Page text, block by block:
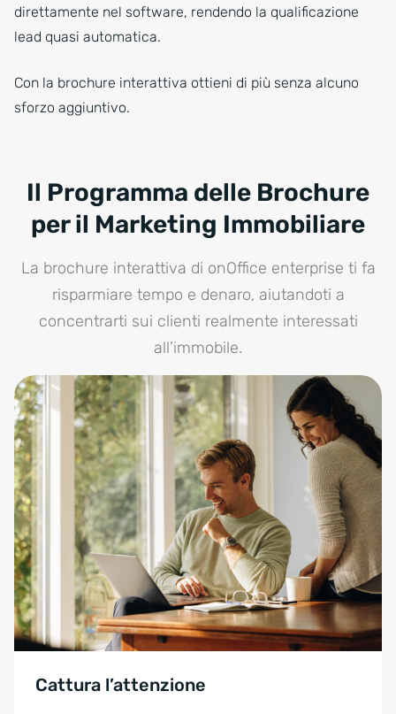
direttamente nel software, rendendo la qualificazione
lead quasi automatica.
Con la brochure interattiva ottieni di più senza alcuno
sforzo aggiuntivo.
Il Programma delle Brochure
per il Marketing Immobiliare
La brochure interattiva di onOffice enterprise ti fa
risparmiare tempo e denaro, aiutandoti a
concentrarti sui clienti realmente interessati
all’immobile.
Cattura l’attenzione